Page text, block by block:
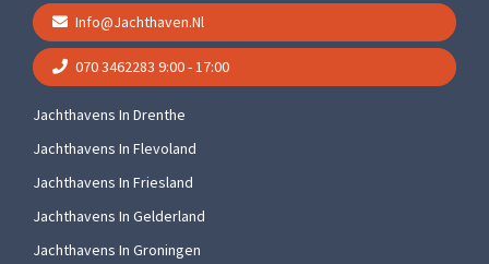
Info@jachthaven.nl
070 3462283 9:00 - 17:00
Jachthavens In Drenthe
Jachthavens In Flevoland
Jachthavens In Friesland
Jachthavens In Gelderland
Jachthavens In Groningen